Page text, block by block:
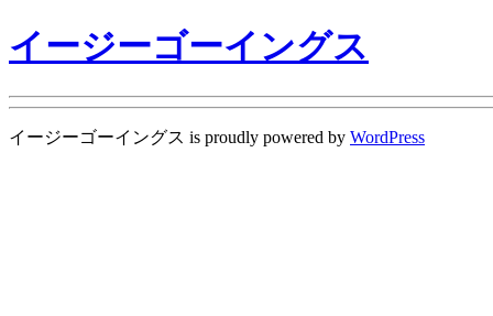
イージーゴーイングス
イージーゴーイングス is proudly powered by WordPress